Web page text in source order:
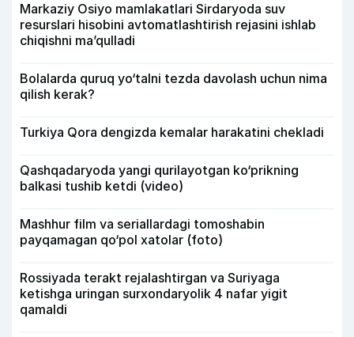
Markaziy Osiyo mamlakatlari Sirdaryoda suv
resurslari hisobini avtomatlashtirish rejasini ishlab
chiqishni ma’qulladi
Bolalarda quruq yo‘talni tezda davolash uchun nima
qilish kerak?
Turkiya Qora dengizda kemalar harakatini chekladi
Qashqadaryoda yangi qurilayotgan ko‘prikning
balkasi tushib ketdi (video)
Mashhur film va seriallardagi tomoshabin
payqamagan qo‘pol xatolar (foto)
Rossiyada terakt rejalashtirgan va Suriyaga
ketishga uringan surxondaryolik 4 nafar yigit
qamaldi